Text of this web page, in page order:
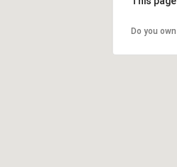
Do you